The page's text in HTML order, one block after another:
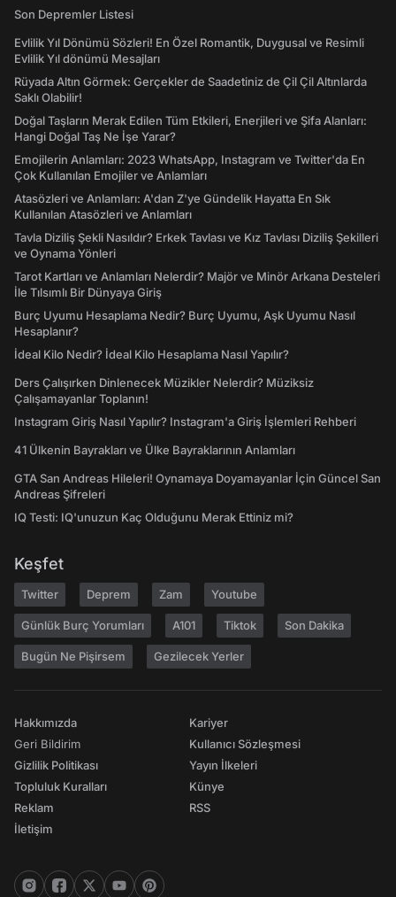
Son Depremler Listesi
Evlilik Yıl Dönümü Sözleri! En Özel Romantik, Duygusal ve Resimli
Evlilik Yıl dönümü Mesajları
Rüyada Altın Görmek: Gerçekler de Saadetiniz de Çil Çil Altınlarda
Saklı Olabilir!
Doğal Taşların Merak Edilen Tüm Etkileri, Enerjileri ve Şifa Alanları:
Hangi Doğal Taş Ne İşe Yarar?
Emojilerin Anlamları: 2023 WhatsApp, Instagram ve Twitter'da En
Çok Kullanılan Emojiler ve Anlamları
Atasözleri ve Anlamları: A'dan Z'ye Gündelik Hayatta En Sık
Kullanılan Atasözleri ve Anlamları
Tavla Diziliş Şekli Nasıldır? Erkek Tavlası ve Kız Tavlası Diziliş Şekilleri
ve Oynama Yönleri
Tarot Kartları ve Anlamları Nelerdir? Majör ve Minör Arkana Desteleri
İle Tılsımlı Bir Dünyaya Giriş
Burç Uyumu Hesaplama Nedir? Burç Uyumu, Aşk Uyumu Nasıl
Hesaplanır?
İdeal Kilo Nedir? İdeal Kilo Hesaplama Nasıl Yapılır?
Ders Çalışırken Dinlenecek Müzikler Nelerdir? Müziksiz
Çalışamayanlar Toplanın!
Instagram Giriş Nasıl Yapılır? Instagram'a Giriş İşlemleri Rehberi
41 Ülkenin Bayrakları ve Ülke Bayraklarının Anlamları
GTA San Andreas Hileleri! Oynamaya Doyamayanlar İçin Güncel San
Andreas Şifreleri
IQ Testi: IQ'unuzun Kaç Olduğunu Merak Ettiniz mi?
Keşfet
Twitter Deprem Zam Youtube
Günlük Burç Yorumları A101 Tiktok Son Dakika
Bugün Ne Pişirsem Gezilecek Yerler
Hakkımızda
Geri Bildirim
Gizlilik Politikası
Topluluk Kuralları
Reklam
İletişim
Kariyer
Kullanıcı Sözleşmesi
Yayın İlkeleri
Künye
RSS